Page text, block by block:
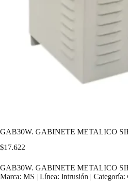
GAB30W. GABINETE METALICO
$17.622
GAB30W. GABINETE METALICO
Marca: MS | Línea: Intrusión | Categoría: